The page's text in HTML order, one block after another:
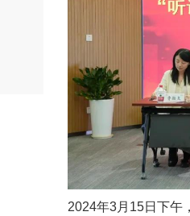
2024年3月15日下午